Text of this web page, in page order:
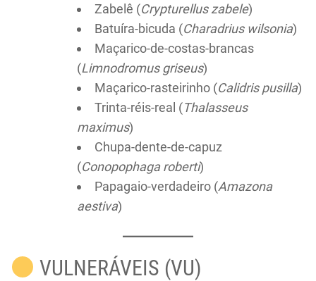
Zabelê (Crypturellus zabele)
Batuíra-bicuda (Charadrius wilsonia)
Maçarico-de-costas-brancas
(Limnodromus griseus)
Maçarico-rasteirinho (Calidris pusilla)
Trinta-réis-real (Thalasseus
maximus)
Chupa-dente-de-capuz
(Conopophaga roberti)
Papagaio-verdadeiro (Amazona
aestiva)
VULNERÁVEIS (VU)